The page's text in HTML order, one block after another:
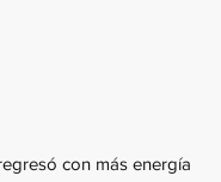
con más energía